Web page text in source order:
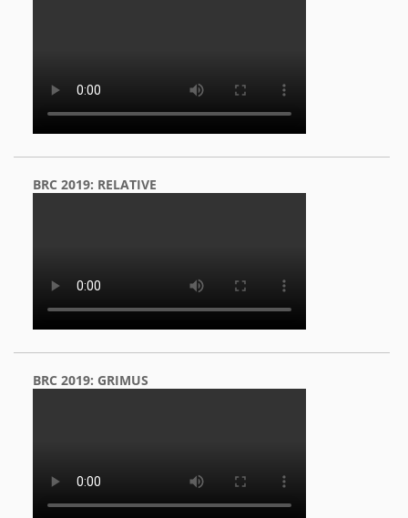
BRC 2019: RELATIVE
BRC 2019: GRIMUS